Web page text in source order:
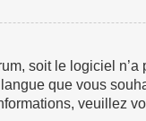
soit le logiciel
que vous
veuillez